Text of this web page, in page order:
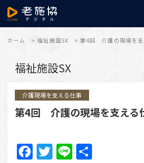
最新情報
福祉施設SX
キャリアアップ
アーカイブ
ホーム > 福祉施設SX > 第4回 介護の現場を
福祉施設SX
介護現場を支える仕事
第4回 介護の現場を支え
Facebook
Twitter
Line